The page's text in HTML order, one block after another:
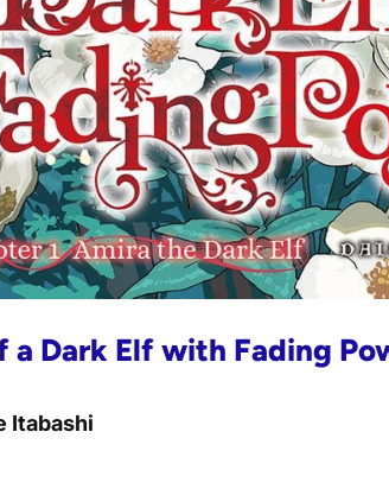
a Dark Elf with Fading
Itabashi